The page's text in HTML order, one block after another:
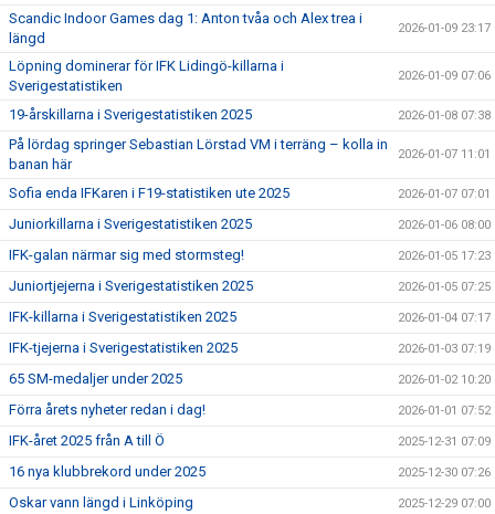
Scandic Indoor Games dag 1: Anton tvåa och Alex trea i
längd
2026-01-09 23:17
Löpning dominerar för IFK Lidingö-killarna i
Sverigestatistiken
2026-01-09 07:06
19-årskillarna i Sverigestatistiken 2025 2026-01-08 07:38
På lördag springer Sebastian Lörstad VM i terräng – kolla in
banan här
2026-01-07 11:01
Sofia enda IFKaren i F19-statistiken ute 2025 2026-01-07 07:01
Juniorkillarna i Sverigestatistiken 2025 2026-01-06 08:00
IFK-galan närmar sig med stormsteg! 2026-01-05 17:23
Juniortjejerna i Sverigestatistiken 2025 2026-01-05 07:25
IFK-killarna i Sverigestatistiken 2025 2026-01-04 07:17
IFK-tjejerna i Sverigestatistiken 2025 2026-01-03 07:19
65 SM-medaljer under 2025 2026-01-02 10:20
Förra årets nyheter redan i dag! 2026-01-01 07:52
IFK-året 2025 från A till Ö 2025-12-31 07:09
16 nya klubbrekord under 2025 2025-12-30 07:26
Oskar vann längd i Linköping 2025-12-29 07:00